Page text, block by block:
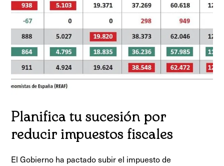
Planifica tu sucesión por
reducir impuestos fiscales
El Gobierno ha pactado subir el impuesto de